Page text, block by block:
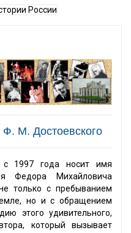
России
М. Достоевского
с 1997 года носит имя
Федора Михайловича
только с пребыванием
но и с обращением
этого удивительного,
который вызывает